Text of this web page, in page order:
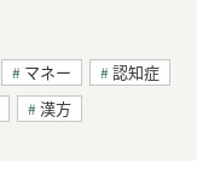
マネー
認知症
漢方